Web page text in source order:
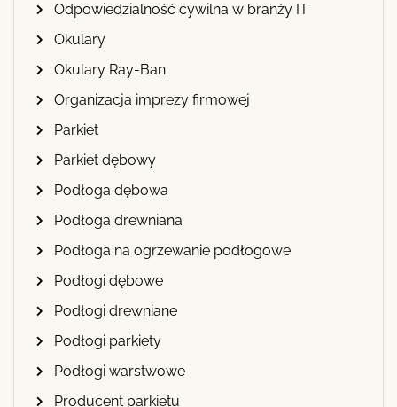
Odpowiedzialność cywilna w branży IT
Okulary
Okulary Ray-Ban
Organizacja imprezy firmowej
Parkiet
Parkiet dębowy
Podłoga dębowa
Podłoga drewniana
Podłoga na ogrzewanie podłogowe
Podłogi dębowe
Podłogi drewniane
Podłogi parkiety
Podłogi warstwowe
Producent parkietu